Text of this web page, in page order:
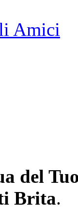
Amici
del
Brita.